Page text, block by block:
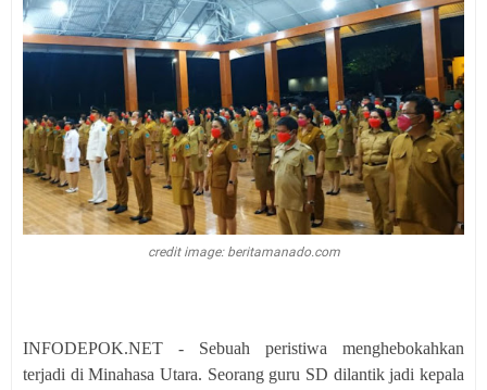
credit image: beritamanado.com
INFODEPOK.NET - Sebuah peristiwa menghebokahkan
terjadi di Minahasa Utara. Seorang guru SD dilantik jadi kepala